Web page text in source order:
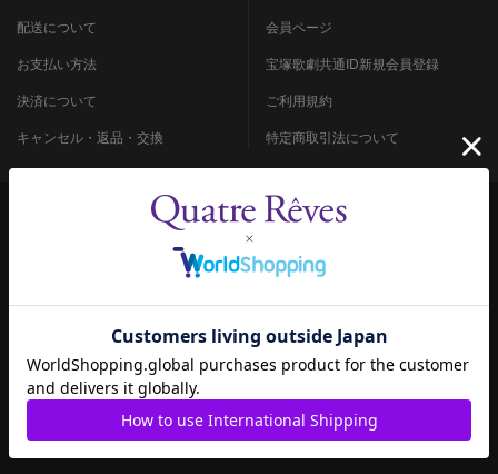
配送について
お支払い方法
決済について
キャンセル・返品・交換
会員ページ
宝塚歌劇共通ID新規会員登録
ご利用規約
特定商取引法について